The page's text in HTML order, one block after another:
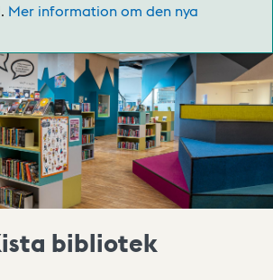
Mer information om den nya
bibliotek